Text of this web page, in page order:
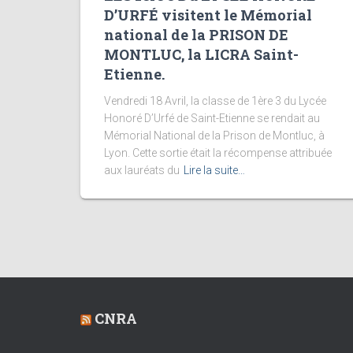
D’URFÉ visitent le Mémorial
national de la PRISON DE
MONTLUC, la LICRA Saint-
Etienne.
Vendredi 18 Avril, la classe de 1ère 3 du Lycée
Honoré D’Urfé de Saint-Etienne se rendait au
Mémorial National de la Prison de Montluc, à
Lyon. Cette sortie était la récompense attribuée
aux lauréats du
Lire la suite…
CNRA